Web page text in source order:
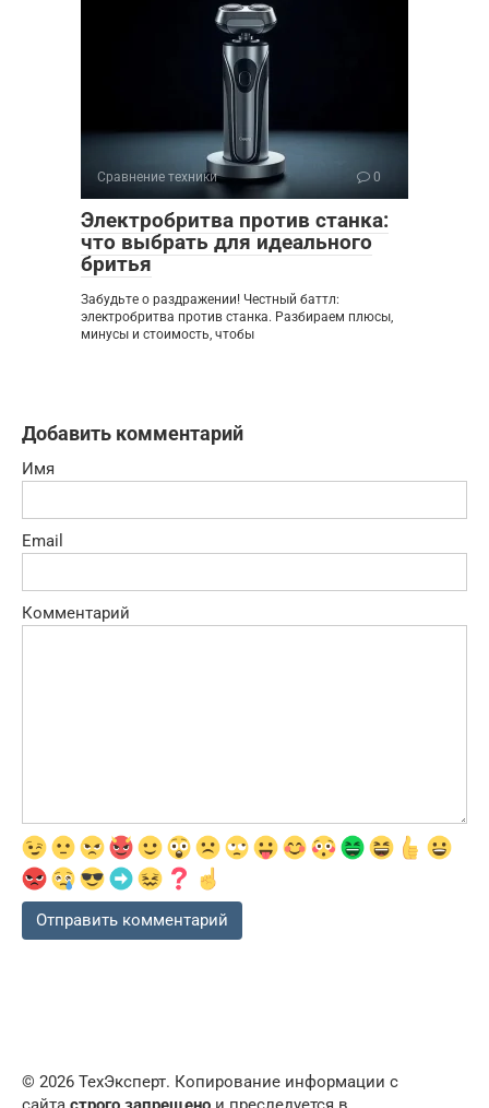
Сравнение техники 0
Электробритва против станка:
что выбрать для идеального
бритья
Забудьте о раздражении! Честный баттл:
электробритва против станка. Разбираем плюсы,
минусы и стоимость, чтобы
Добавить комментарий
Имя
Email
Комментарий
© 2026 ТехЭксперт. Копирование информации с